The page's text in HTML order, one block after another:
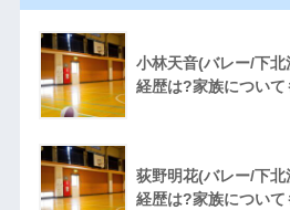
小林天音(バレー/下
経歴は?家族について
荻野明花(バレー/下
経歴は?家族について